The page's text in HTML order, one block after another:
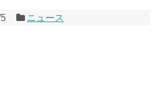
ニュース